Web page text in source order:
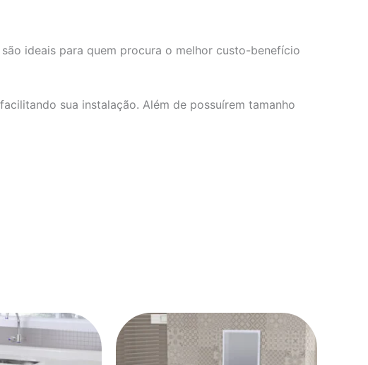
ideais para quem procura o melhor custo-benefício
sua instalação. Além de possuírem tamanho